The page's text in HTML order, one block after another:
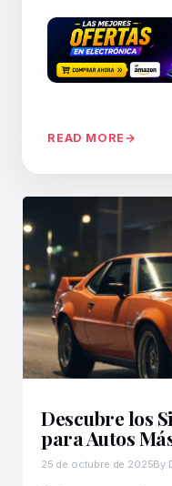
READ MORE
Descubre los
para Autos
25 de octubre de 2025By